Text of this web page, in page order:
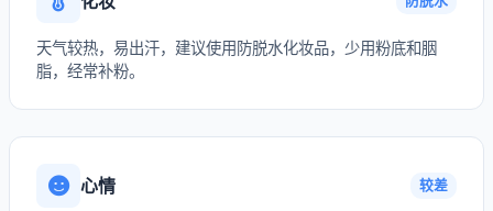
天气较热，易出汗，建议使用防脱水化妆品，少用粉底和胭
脂，经常补粉。
心情 较差